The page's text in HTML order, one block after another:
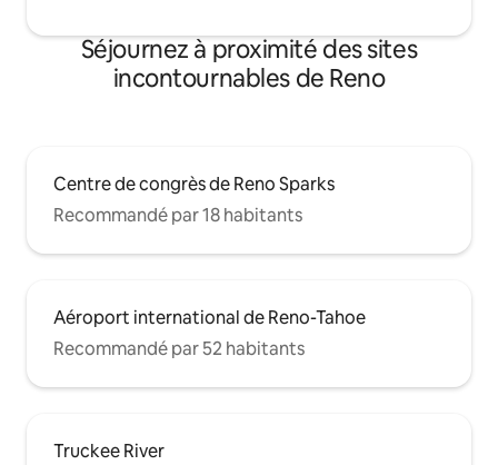
Séjournez à proximité des sites
incontournables de Reno
Centre de congrès de Reno Sparks
Recommandé par 18 habitants
Aéroport international de Reno-Tahoe
Recommandé par 52 habitants
Truckee River